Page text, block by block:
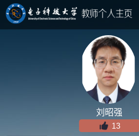
刘昭强
13